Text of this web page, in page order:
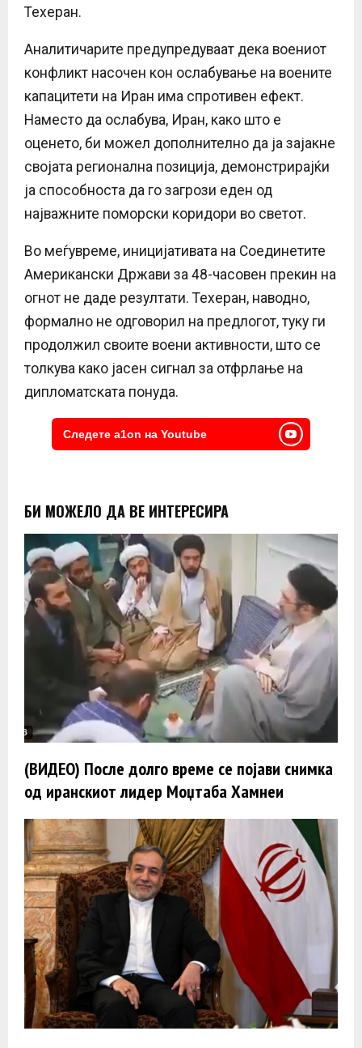
Техеран.
Аналитичарите предупредуваат дека воениот
конфликт насочен кон ослабување на воените
капацитети на Иран има спротивен ефект.
Наместо да ослабува, Иран, како што е
оценето, би можел дополнително да ја зајакне
својата регионална позиција, демонстрирајќи
ја способноста да го загрози еден од
најважните поморски коридори во светот.
Во меѓувреме, иницијативата на Соединетите
Американски Држави за 48-часовен прекин на
огнот не даде резултати. Техеран, наводно,
формално не одговорил на предлогот, туку ги
продолжил своите воени активности, што се
толкува како јасен сигнал за отфрлање на
дипломатската понуда.
Следете a1on на Youtube
БИ МОЖЕЛО ДА ВЕ ИНТЕРЕСИРА
(ВИДЕО) После долго време се појави снимка
од иранскиот лидер Моџтаба Хамнеи